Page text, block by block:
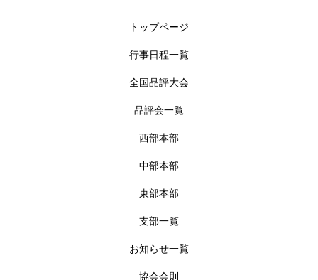
トップページ
行事日程一覧
全国品評大会
品評会一覧
西部本部
中部本部
東部本部
支部一覧
お知らせ一覧
協会会則